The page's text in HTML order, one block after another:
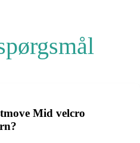
Mid velcro